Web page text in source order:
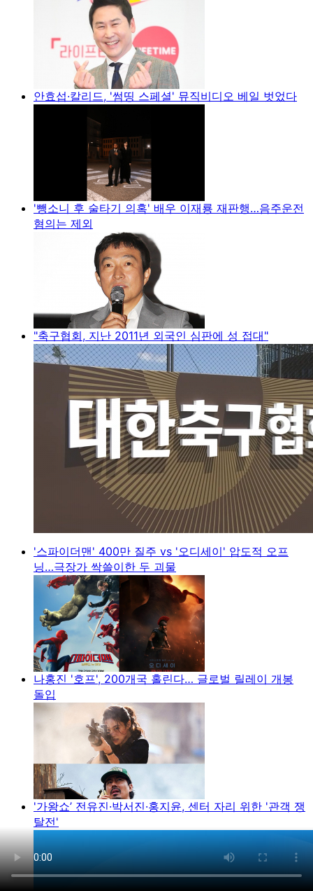
안효섭·칼리드, '썸띵 스페셜' 뮤직비디오 베일 벗었다
'뺑소니 후 술타기 의혹' 배우 이재룡 재판행…음주운전
혐의는 제외
"축구협회, 지난 2011년 외국인 심판에 성 접대"
'스파이더맨' 400만 질주 vs '오디세이' 압도적 오프
닝…극장가 싹쓸이한 두 괴물
나홍진 '호프', 200개국 홀린다… 글로벌 릴레이 개봉
돌입
'가왕쇼’ 전유진·박서진·홍지윤, 센터 자리 위한 '관객 쟁
탈전'